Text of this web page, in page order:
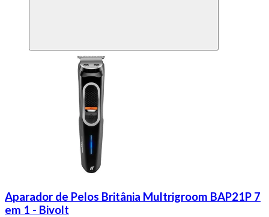
Aparador de Pelos Britânia Multrigroom BAP21P 7
em 1 - Bivolt